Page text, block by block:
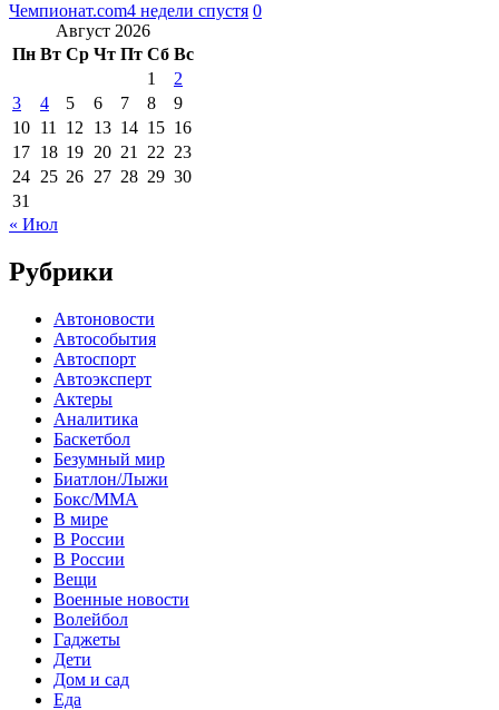
Чемпионат.com4 недели спустя 0
Август 2026
Пн Вт Ср Чт Пт Сб Вс
1
2
3
4 5 6 7 8
9
10 11 12 13 14 15 16
17 18 19 20 21 22 23
24 25 26 27 28 29 30
31
« Июл
Рубрики
Автоновости
Автособытия
Автоспорт
Автоэксперт
Актеры
Аналитика
Баскетбол
Безумный мир
Биатлон/Лыжи
Бокс/MMA
В мире
В России
В России
Вещи
Военные новости
Волейбол
Гаджеты
Дети
Дом и сад
Еда